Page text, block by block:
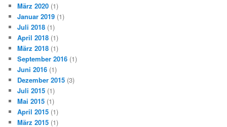
März 2020 (1)
Januar 2019 (1)
Juli 2018 (1)
April 2018 (1)
März 2018 (1)
September 2016 (1)
Juni 2016 (1)
Dezember 2015 (3)
Juli 2015 (1)
Mai 2015 (1)
April 2015 (1)
März 2015 (1)